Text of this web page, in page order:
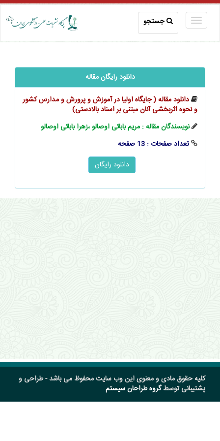
جستجو
دانلود رایگان مقاله
دانلود مقاله ( جایگاه اولیا در آموزش و پرورش و مدارس کشور
و نحوه اثربخشی آنان مبتنی بر اسناد بالادستی)
نویسندگان مقاله : مریم بابائی اوصالو ،زهرا بابائی اوصالو
تعداد صفحات : 13 صفحه
کلیه حقوق مادی و معنوی این وب سایت محفوظ می باشد - طراحی و
پشتیبانی توسطگروه طراحان سیستم